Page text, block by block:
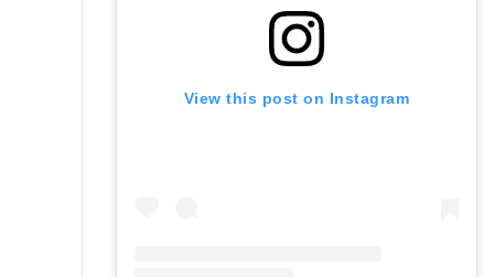
View this post on Instagram